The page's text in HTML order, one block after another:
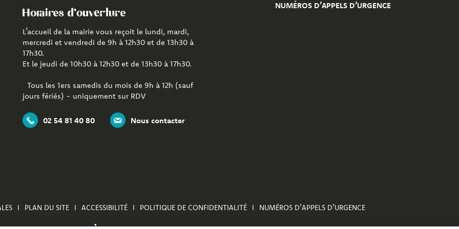
Horaires d'ouverture
L’accueil de la mairie vous reçoit le lundi, mardi,
mercredi et vendredi de 9h à 12h30 et de 13h30 à
17h30.
Et le jeudi de 10h30 à 12h30 et de 13h30 à 17h30.
Tous les 1ers samedis du mois de 9h à 12h (sauf
jours fériés) - uniquement sur RDV
02 54 81 40 80 Nous contacter
NUMÉROS D’APPELS D’URGENCE
PLAN DU SITE ACCESSIBILITÉ POLITIQUE DE CONFIDENTIALITÉ NUMÉROS D’APPELS D’URGENCE